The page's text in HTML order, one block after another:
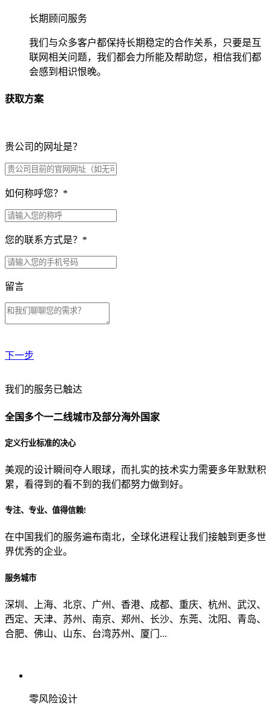
长期顾问服务
我们与众多客户都保持长期稳定的合作关系，只要是互
联网相关问题，我们都会力所能及帮助您，相信我们都
会感到相识恨晚。
获取方案
贵公司的网址是？
如何称呼您？ *
您的联系方式是？ *
留言
下一步
贵公司预算范围是？
贵公司的团队规模是？
目前主要的营销渠道是？
我们的服务已触达
全国多个一二线城市及部分海外国家
定义行业标准的决心
美观的设计瞬间夺人眼球，而扎实的技术实力需要多年默默积
累，看得到的看不到的我们都努力做到好。
专注、专业、值得信赖!
在中国我们的服务遍布南北，全球化进程让我们接触到更多世
界优秀的企业。
服务城市
深圳、上海、北京、广州、香港、成都、重庆、杭州、武汉、
西定、天津、苏州、南京、郑州、长沙、东莞、沈阳、青岛、
合肥、佛山、山东、台湾苏州、厦门...
零风险设计